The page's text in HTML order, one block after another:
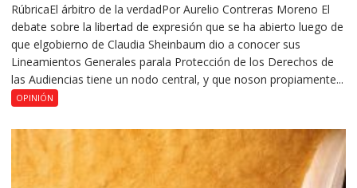
RúbricaEl árbitro de la verdadPor Aurelio Contreras Moreno El
debate sobre la libertad de expresión que se ha abierto luego de
que elgobierno de Claudia Sheinbaum dio a conocer sus
Lineamientos Generales parala Protección de los Derechos de
las Audiencias tiene un nodo central, y que noson propiamente...
OPINIÓN